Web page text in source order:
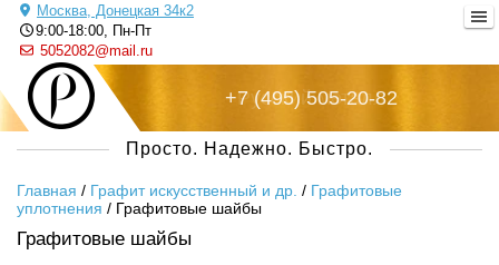
Москва, Донецкая 34к2
9:00-18:00, Пн-Пт
5052082@mail.ru
Русский металл
+7 (495) 505-20-82
Просто. Надежно. Быстро.
Главная / Графит искусственный и др. / Графитовые
уплотнения / Графитовые шайбы
Графитовые шайбы